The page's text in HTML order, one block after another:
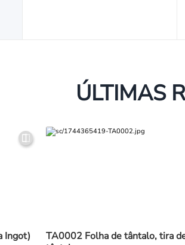
ÚLTIMAS
Ingot)
TA0002 Folha de tântalo, tira